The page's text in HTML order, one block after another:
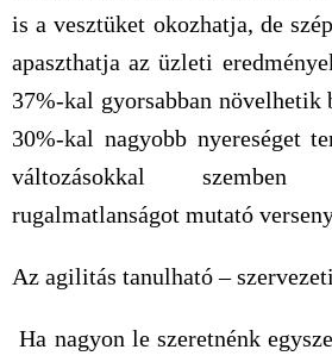
is a vesztüket okozhatja, de
apaszthatja az üzleti
37%-kal gyorsabban növelhetik
30%-kal nagyobb nyereséget
változásokkal
rugalmatlanságot mutató
Az agilitás tanulható –
Ha nagyon le szeretnénk